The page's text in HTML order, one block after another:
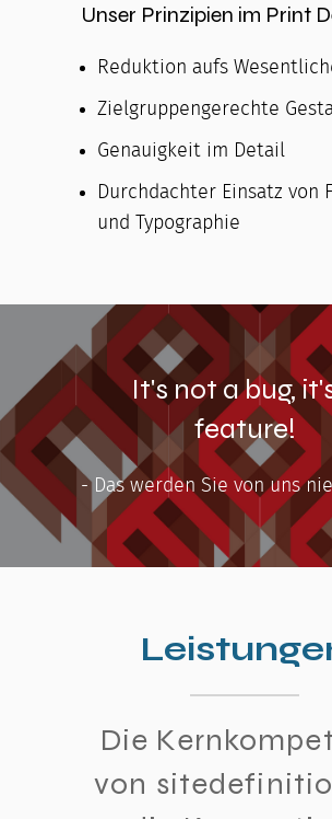
Unser Prinzipien im Print
Reduktion aufs
Zielgruppengerechte
Genauigkeit im Detail
Durchdachter Einsatz von
und Typographie
It's not a bug,
feature!
- Das werden Sie von uns
Die
von